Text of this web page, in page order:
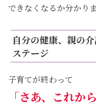
できなくなるか分かりま
自分の健康、親の
ステージ
子育てが終わって
「さあ、これから